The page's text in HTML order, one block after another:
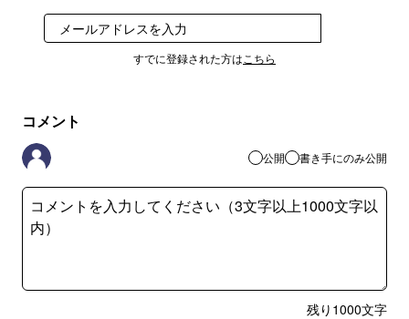
すでに登録された方は こちら
コメント
公開 書き手にのみ公開
残り 1000文字